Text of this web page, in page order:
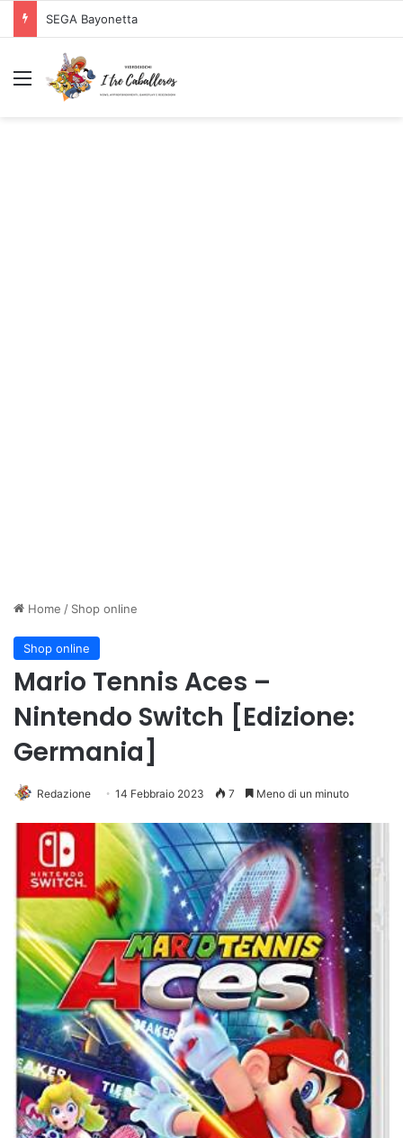
SEGA Bayonetta
Menu
Home / Shop online
Shop online
Mario Tennis Aces –
Nintendo Switch [Edizione:
Germania]
Redazione 14 Febbraio 2023 7 Meno di un minuto